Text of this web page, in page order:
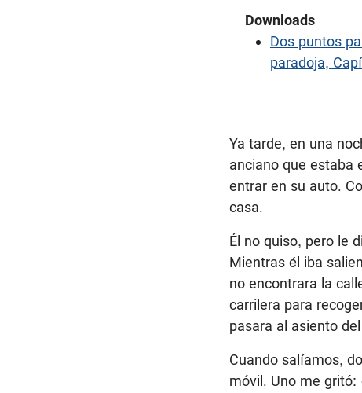
Downloads
Dos puntos
paradoja,
Ya tarde, en una
anciano que estaba
entrar en su auto.
casa.
Él no quiso, pero le
Mientras él iba
no encontrara la
carrilera para
pasara al asiento
Cuando salíamos,
móvil. Uno me